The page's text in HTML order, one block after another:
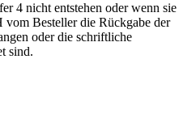
4 nicht entstehen oder wenn sie
Besteller die Rückgabe der
oder die schriftliche
sind.